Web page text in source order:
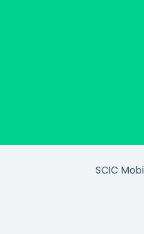
SCIC